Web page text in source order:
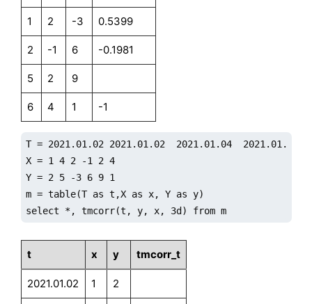
1 2 -3 0.5399
2 -1 6 -0.1981
5 2 9
6 4 1 -1
T = 2021.01.02 2021.01.02  2021.01.04  2021.01.05
X = 1 4 2 -1 2 4
Y = 2 5 -3 6 9 1
m = table(T as t,X as x, Y as y)
select *, tmcorr(t, y, x, 3d) from m
t x y tmcorr_t
2021.01.02 1 2